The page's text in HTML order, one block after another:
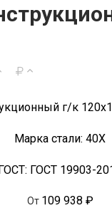
г/к
Марка стали: 40Х
ГОСТ 19903-
От 109 938 ₽